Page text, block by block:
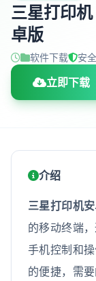
三星打印
卓版
软件下载 安
立即下载
介绍
三星打印机
的移动终端
手机控制和
的便捷，需